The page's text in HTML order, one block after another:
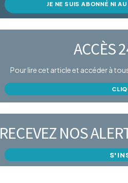
JE NE SUIS ABONNÉ NI
ACCÈS
Pour lire cet article et accéder à
RECEVEZ NOS